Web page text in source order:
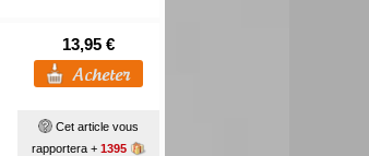
13,95 €
Cet article vous
rapportera + 1395